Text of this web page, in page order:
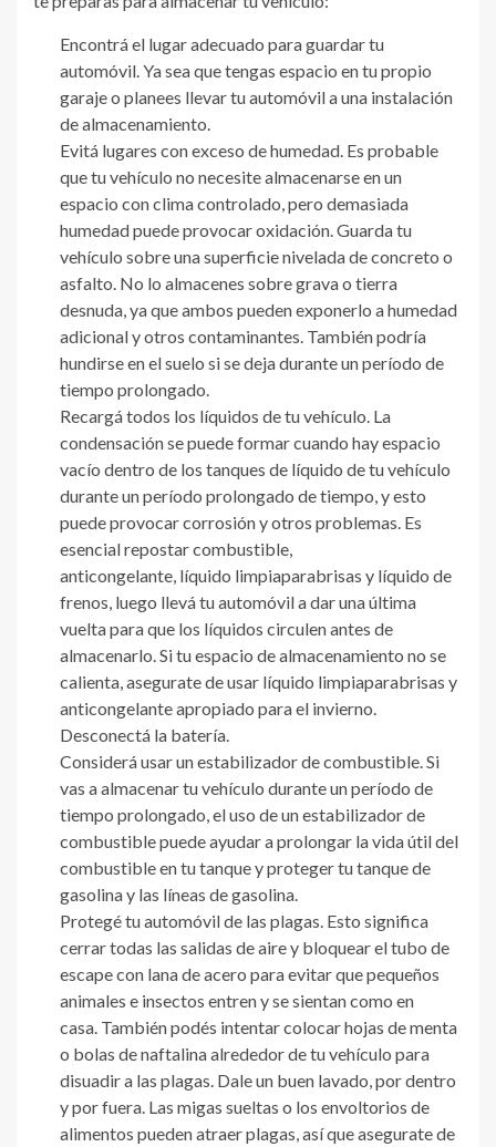
Encontrá el lugar adecuado para guardar tu
automóvil. Ya sea que tengas espacio en tu propio
garaje o planees llevar tu automóvil a una instalación
de almacenamiento.
Evitá lugares con exceso de humedad. Es probable
que tu vehículo no necesite almacenarse en un
espacio con clima controlado, pero demasiada
humedad puede provocar oxidación. Guarda tu
vehículo sobre una superficie nivelada de concreto o
asfalto. No lo almacenes sobre grava o tierra
desnuda, ya que ambos pueden exponerlo a humedad
adicional y otros contaminantes. También podría
hundirse en el suelo si se deja durante un período de
tiempo prolongado.
Recargá todos los líquidos de tu vehículo. La
condensación se puede formar cuando hay espacio
vacío dentro de los tanques de líquido de tu vehículo
durante un período prolongado de tiempo, y esto
puede provocar corrosión y otros problemas. Es
esencial repostar combustible,
anticongelante, líquido limpiaparabrisas y líquido de
frenos, luego llevá tu automóvil a dar una última
vuelta para que los líquidos circulen antes de
almacenarlo. Si tu espacio de almacenamiento no se
calienta, asegurate de usar líquido limpiaparabrisas y
anticongelante apropiado para el invierno.
Desconectá la batería.
Considerá usar un estabilizador de combustible. Si
vas a almacenar tu vehículo durante un período de
tiempo prolongado, el uso de un estabilizador de
combustible puede ayudar a prolongar la vida útil del
combustible en tu tanque y proteger tu tanque de
gasolina y las líneas de gasolina.
Protegé tu automóvil de las plagas. Esto significa
cerrar todas las salidas de aire y bloquear el tubo de
escape con lana de acero para evitar que pequeños
animales e insectos entren y se sientan como en
casa. También podés intentar colocar hojas de menta
o bolas de naftalina alrededor de tu vehículo para
disuadir a las plagas. Dale un buen lavado, por dentro
y por fuera. Las migas sueltas o los envoltorios de
alimentos pueden atraer plagas, así que asegurate de